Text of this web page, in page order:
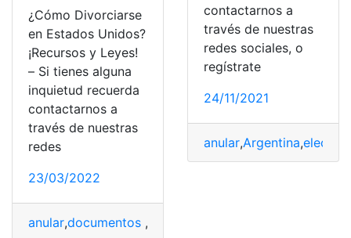
¿Cómo Divorciarse
en Estados Unidos?
¡Recursos y Leyes!
– Si tienes alguna
inquietud recuerda
contactarnos a
través de nuestras
redes
23/03/2022
anular,documentos ,
contactarnos a
través de nuestras
redes sociales, o
regístrate
24/11/2021
anular,Argentina,